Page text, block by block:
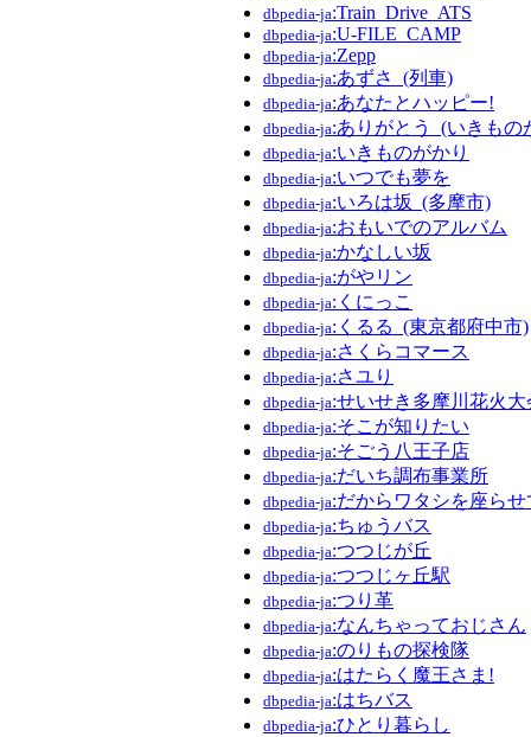
dbpedia-ja:Train_Drive_ATS
dbpedia-ja:U-FILE_CAMP
dbpedia-ja:Zepp
dbpedia-ja:あずさ_(列車)
dbpedia-ja:あなたとハッピー!
dbpedia-ja:ありがとう_(いきもの
dbpedia-ja:いきものがかり
dbpedia-ja:いつでも夢を
dbpedia-ja:いろは坂_(多摩市)
dbpedia-ja:おもいでのアルバム
dbpedia-ja:かなしい坂
dbpedia-ja:がやリン
dbpedia-ja:くにっこ
dbpedia-ja:くるる_(東京都府中市)
dbpedia-ja:さくらコマース
dbpedia-ja:さユり
dbpedia-ja:せいせき多摩川花火大
dbpedia-ja:そこが知りたい
dbpedia-ja:そごう八王子店
dbpedia-ja:だいち調布事業所
dbpedia-ja:だからワタシを座ら
dbpedia-ja:ちゅうバス
dbpedia-ja:つつじが丘
dbpedia-ja:つつじヶ丘駅
dbpedia-ja:つり革
dbpedia-ja:なんちゃっておじさん
dbpedia-ja:のりもの探検隊
dbpedia-ja:はたらく魔王さま!
dbpedia-ja:はちバス
dbpedia-ja:ひとり暮らし